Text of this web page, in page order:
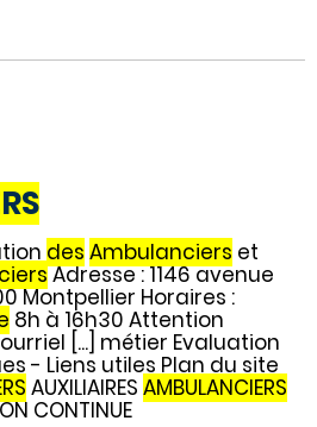
des Ambulanciers et
Adresse : 1146 avenue
Montpellier Horaires :
8h à 16h30 Attention
[...] métier Evaluation
- Liens utiles Plan du site
AUXILIAIRES AMBULANCIERS
CONTINUE